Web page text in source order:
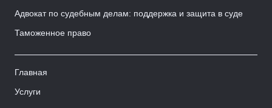
Адвокат по судебным делам: поддержка и защита в суде
Таможенное право
Главная
Услуги